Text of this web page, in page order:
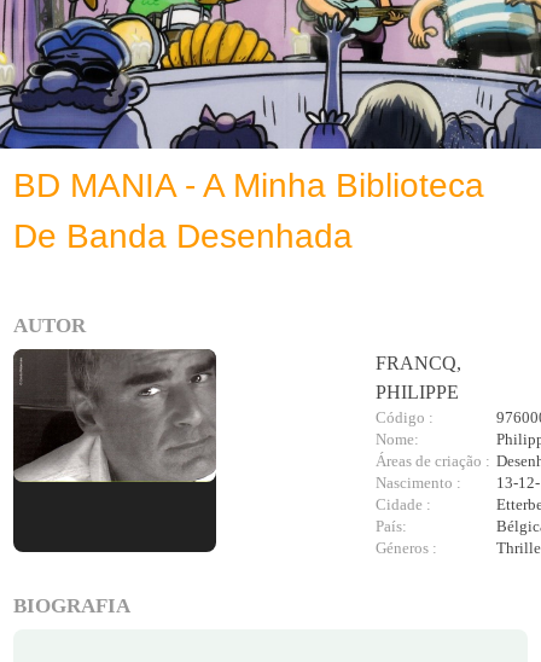
BD MANIA - A Minha Biblioteca
De Banda Desenhada
AUTOR
FRANCQ,
PHILIPPE
Código :
Nome:
Áreas de criação :
Nascimento :
13-
Cidade :
País:
Géneros :
BIOGRAFIA